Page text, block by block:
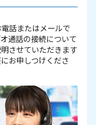
話またはメールで
通話の接続について
させていただきます
お申しつけくださ